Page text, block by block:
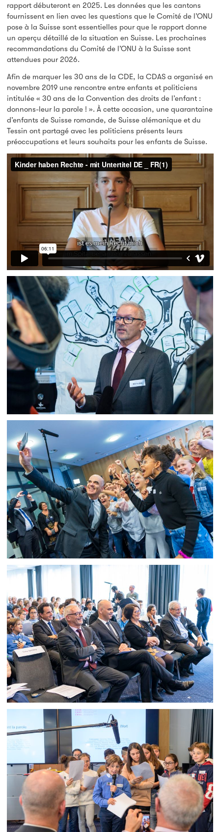
rapport débuteront en 2025. Les données que les cantons
fournissent en lien avec les questions que le Comité de l’ONU
pose à la Suisse sont essentielles pour que le rapport donne
un aperçu détaillé de la situation en Suisse. Les prochaines
recommandations du Comité de l’ONU à la Suisse sont
attendues pour 2026.
Afin de marquer les 30 ans de la CDE, la CDAS a organisé en
novembre 2019 une rencontre entre enfants et politiciens
intitulée « 30 ans de la Convention des droits de l’enfant :
donnons-leur la parole ! ». À cette occasion, une quarantaine
d’enfants de Suisse romande, de Suisse alémanique et du
Tessin ont partagé avec les politiciens présents leurs
préoccupations et leurs souhaits pour les enfants de Suisse.